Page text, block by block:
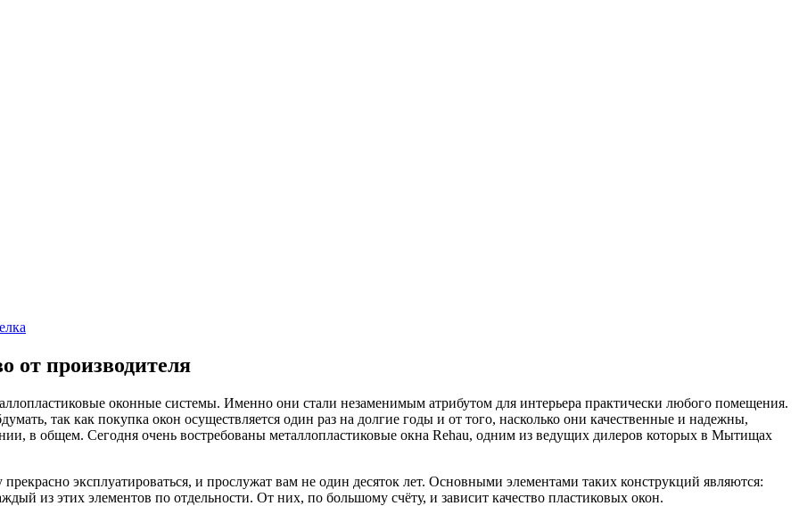
производителя
оконные системы. Именно они стали незаменимым атрибутом для интерьера практически любого помещения.
так как покупка окон осуществляется один раз на долгие годы и от того, насколько они качественные и надежны,
в общем. Сегодня очень востребованы металлопластиковые окна Rehau, одним из ведущих дилеров которых в Мытищах
эксплуатироваться, и прослужат вам не один десяток лет. Основными элементами таких конструкций являются:
из этих элементов по отдельности. От них, по большому счёту, и зависит качество пластиковых окон.